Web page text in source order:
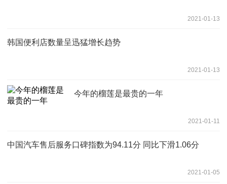
2021-01-13
韩国便利店数量呈迅猛增长趋势
2021-01-13
今年的榴莲是最贵的一年
2021-01-11
中国汽车售后服务口碑指数为94.11分 同比下滑1.06分
2021-01-05